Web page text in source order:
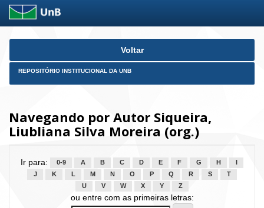
Skip
Voltar
REPOSITÓRIO INSTITUCIONAL DA UNB
Navegando por Autor Siqueira,
Liubliana Silva Moreira (org.)
Ir para: 0-9 A B C D E F G H
J
K L M N O P Q R S
T
U
V W X Y Z
ou entre com as primeiras letras: